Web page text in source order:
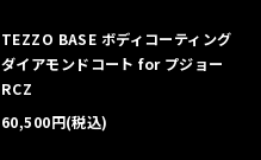
TEZZO BASE ボディコーティング
ダイアモンドコート for プジョー
RCZ
60,500円(税込)